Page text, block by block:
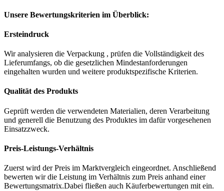
Unsere Bewertungskriterien im Überblick:
Ersteindruck
Wir analysieren die Verpackung , prüfen die Vollständigkeit des
Lieferumfangs, ob die gesetzlichen Mindestanforderungen
eingehalten wurden und weitere produktspezifische Kriterien.
Qualität des Produkts
Geprüft werden die verwendeten Materialien, deren Verarbeitung
und generell die Benutzung des Produktes im dafür vorgesehenen
Einsatzzweck.
Preis-Leistungs-Verhältnis
Zuerst wird der Preis im Marktvergleich eingeordnet. Anschließend
bewerten wir die Leistung im Verhältnis zum Preis anhand einer
Bewertungsmatrix.Dabei fließen auch Käuferbewertungen mit ein.